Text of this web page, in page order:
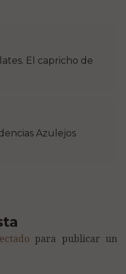
El capricho de
Azulejos
para publicar un